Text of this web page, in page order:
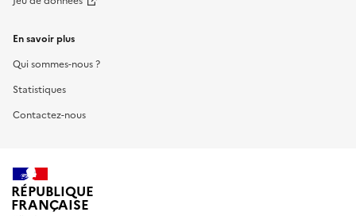
En savoir plus
Qui sommes-nous ?
Statistiques
Contactez-nous
RÉPUBLIQUE
FRANÇAISE